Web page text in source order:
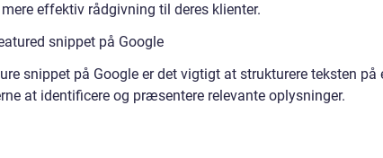
effektiv rådgivning til deres klienter.
snippet på Google
snippet på Google er det vigtigt at strukturere teksten på
at identificere og præsentere relevante oplysninger.